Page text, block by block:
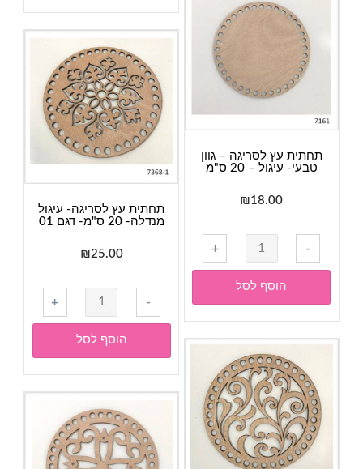
טבעי-
30
ס"מ
לסריגה
-
גוון
טבעי-
עיגול
-
25
ס"מ
תחתית עץ לסריגה – גוון
טבעי- עיגול – 20 ס"מ
₪18.00
-
כמות
של
תחתית
עץ
לסריגה
-
גוון
טבעי-
עיגול
-
20
ס"מ
+
הוסף לסל
תחתית עץ לסריגה- עיגול
מנדלה- 20 ס"מ- דגם 01
₪25.00
-
כמות
של
תחתית
עץ
לסריגה-
עיגול
מנדלה-
20
ס"מ-
+
הוסף לסל